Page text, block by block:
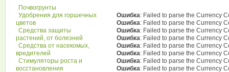
Почвогрунты
Удобрения для горшечных
цветов
Средства защиты
растений, от болезней
Средства от насекомых,
вредителей
Стимуляторы роста и
восстановления
Ошибка: Failed to parse the Currency
Ошибка: Failed to parse the Currency
Ошибка: Failed to parse the Currency
Ошибка: Failed to parse the Currency
Ошибка: Failed to parse the Currency
Ошибка: Failed to parse the Currency
Ошибка: Failed to parse the Currency
Ошибка: Failed to parse the Currency